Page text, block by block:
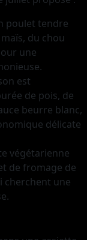
poulet tendre
du chou
une
est
de pois, de
beurre blanc,
délicate
végétarienne
de fromage de
cherchent une